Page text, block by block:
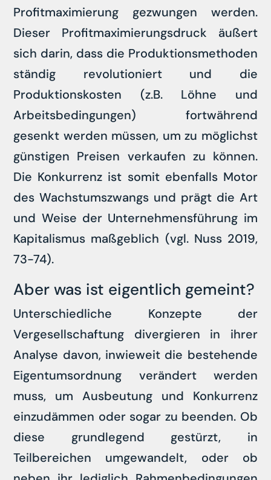
Profitmaximierung gezwungen werden.
Dieser Profitmaximierungsdruck äußert
sich darin, dass die Produktionsmethoden
ständig revolutioniert und die
Produktionskosten (z.B. Löhne und
Arbeitsbedingungen) fortwährend
gesenkt werden müssen, um zu möglichst
günstigen Preisen verkaufen zu können.
Die Konkurrenz ist somit ebenfalls Motor
des Wachstumszwangs und prägt die Art
und Weise der Unternehmensführung im
Kapitalismus maßgeblich (vgl. Nuss 2019,
73-74).
Aber was ist eigentlich gemeint?
Unterschiedliche Konzepte der
Vergesellschaftung divergieren in ihrer
Analyse davon, inwieweit die bestehende
Eigentumsordnung verändert werden
muss, um Ausbeutung und Konkurrenz
einzudämmen oder sogar zu beenden. Ob
diese grundlegend gestürzt, in
Teilbereichen umgewandelt, oder ob